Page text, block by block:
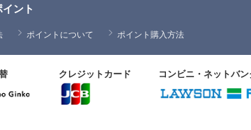
ント
ポイントについて ポイント購入方法
クレジットカード コンビニ・ネットバン